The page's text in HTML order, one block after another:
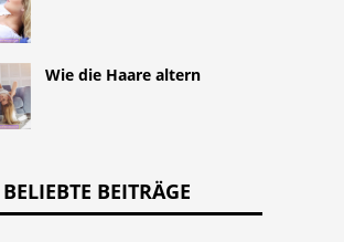
Wie die Haare altern
BELIEBTE BEITRÄGE